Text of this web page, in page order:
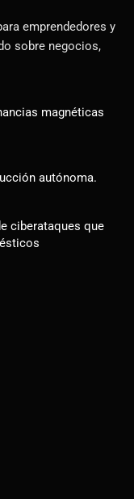
emprendedores y
sobre negocios,
magnéticas
autónoma.
ciberataques que